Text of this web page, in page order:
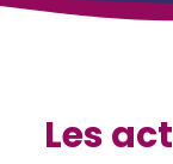
Les